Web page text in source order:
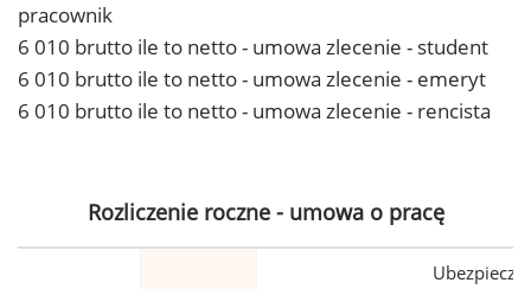
pracownik
6 010 brutto ile to netto - umowa zlecenie - student
6 010 brutto ile to netto - umowa zlecenie - emeryt
6 010 brutto ile to netto - umowa zlecenie - rencista
Rozliczenie roczne - umowa o pracę